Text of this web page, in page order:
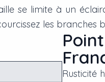
se limite à un
les branches
Rusticité